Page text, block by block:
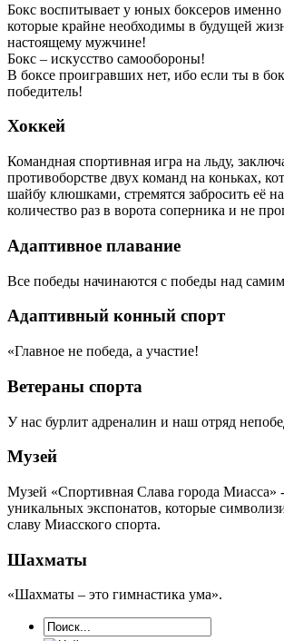
Бокс воспитывает у юных боксеров именно
которые крайне необходимы в будущей
настоящему мужчине!
Бокс – искусство самообороны!
В боксе проигравших нет, ибо если ты в
победитель!
Хоккей
Командная спортивная игра на льду,
противоборстве двух команд на коньках,
шайбу клюшками, стремятся забросить её
количество раз в ворота соперника и не
Адаптивное плавание
Все победы начинаются с победы над
Адаптивный конный спорт
«Главное не победа, а участие!
Ветераны спорта
У нас бурлит адреналин и наш отряд
Музей
Музей «Спортивная Слава города Миасса»
уникальных экспонатов, которые
славу Миасского спорта.
Шахматы
«Шахматы – это гимнастика ума».